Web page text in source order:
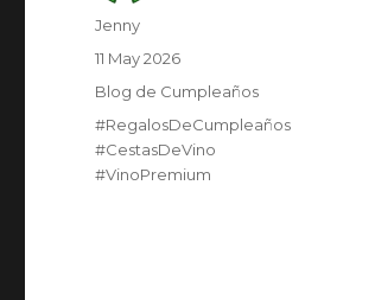
Author
Jenny
Posted
on
11 May 2026
Category
Blog de Cumpleaños
Tags
#RegalosDeCumpleaños
#CestasDeVino
#VinoPremium